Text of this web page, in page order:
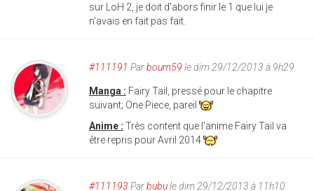
sur LoH 2, je doit d'abors finir le 1 que lui je
n'avais en fait pas fait.
#111191 Parboum59 le dim 29/12/2013 à 9h29
Manga : Fairy Tail, pressé pour le chapitre
suivant; One Piece, pareil
Anime : Très content que l'anime Fairy Tail va
être repris pour Avril 2014
#111193 Parbubule dim 29/12/2013 à 11h10